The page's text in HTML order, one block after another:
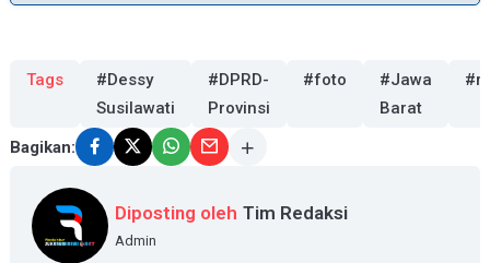
Tags
#Dessy
Susilawati
#DPRD-
Provinsi
#foto
#Jawa
Barat
Bagikan:
Diposting oleh Tim Redaksi
Admin